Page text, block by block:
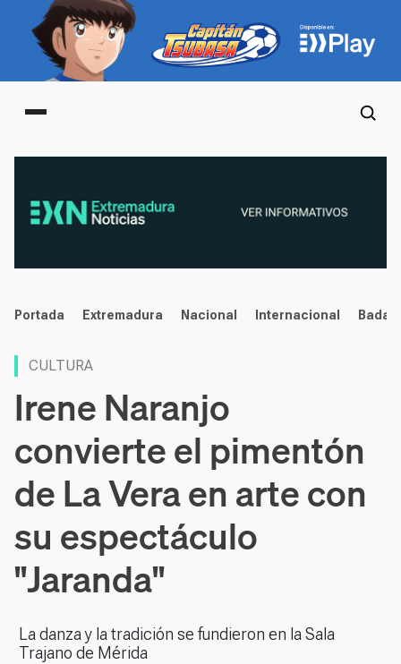
Main menu
noticias
Portada Extremadura Nacional Internacional
CULTURA
Irene Naranjo
convierte el pimentón
de La Vera en arte con
su espectáculo
"Jaranda"
La danza y la tradición se fundieron en la Sala
Trajano de Mérida